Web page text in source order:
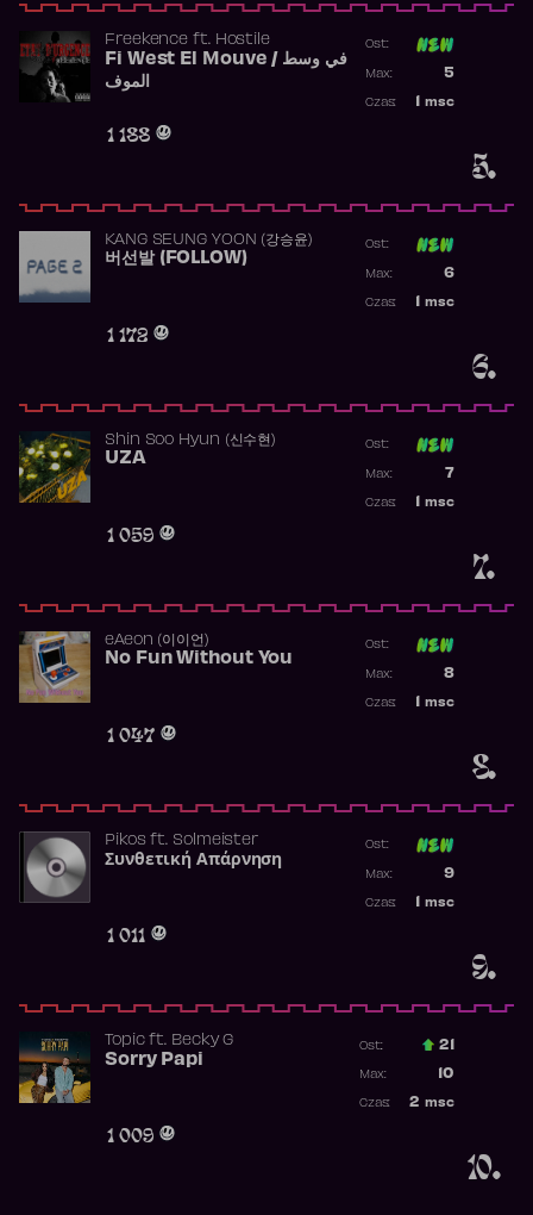
5.
Freekence ft. Hostile
Fi West El Mouve / في وسط
الموف
1 188
Ost:
5
Max:
msc
Czas:
6.
KANG SEUNG YOON (강승윤)
버선발 (FOLLOW)
1 172
Ost:
6
Max:
msc
Czas:
7.
Shin Soo Hyun (신수현)
UZA
1 059
Ost:
7
Max:
msc
Czas:
8.
​eAeon (이이언)
No Fun Without You
1 047
Ost:
8
Max:
msc
Czas:
9.
Pikosft. Solmeister
Συνθετική Απάρνηση
1 011
Ost:
9
Max:
msc
Czas:
10.
Topicft. Becky G
Sorry Papi
1 009
Ost.: 21
10
Max:
2 msc
Czas: